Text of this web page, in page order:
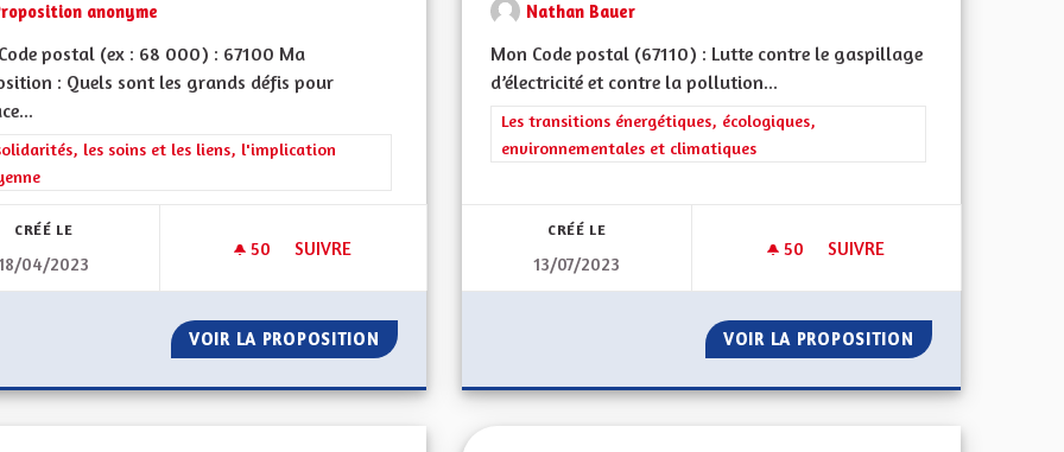
anonyme
postal (ex : 68 000) : 67100 Ma
: Quels sont les grands défis pour
les résultats de la catégorie : Les solidarités, les soins et les liens, l'implication citoyenne
les soins et les liens, l'implication
CRÉÉ LE
04/2023
50 50 ABONNÉS
SUIVRE
VOIR LA PROPOSITION VIOLENCES CONJUGALES
Nathan Bauer
Mon Code postal (67110) : Lutte contre le gaspillage
d’électricité et contre la pollution...
Filtrer les résultats de la catégorie : Les transitions énergétiques,
Les transitions énergétiques, écologiques,
environnementales et climatiques
CRÉÉ LE
13/07/2023
50 50 ABONNÉS
SUIVRE
VOIR LA PROPOSITION POLLUTION